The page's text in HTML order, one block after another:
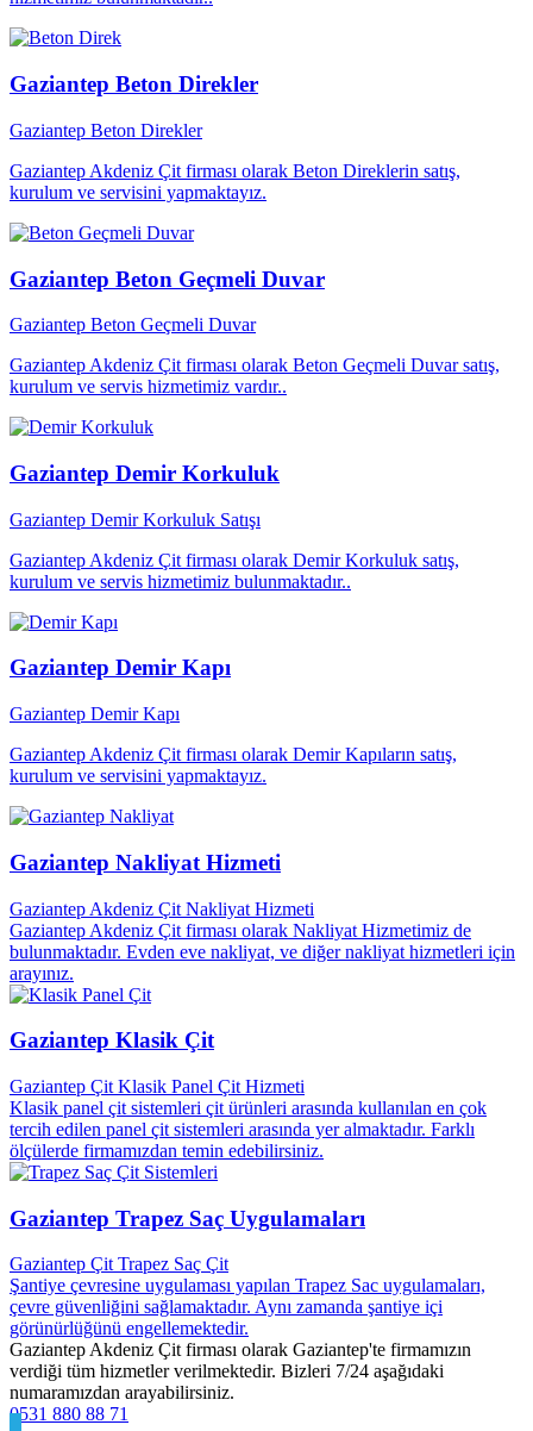
Gaziantep Beton Direkler
Gaziantep Beton Direkler
Gaziantep Akdeniz Çit firması olarak Beton Direklerin satış,
kurulum ve servisini yapmaktayız.
Gaziantep Beton Geçmeli Duvar
Gaziantep Beton Geçmeli Duvar
Gaziantep Akdeniz Çit firması olarak Beton Geçmeli Duvar satış,
kurulum ve servis hizmetimiz vardır..
Gaziantep Demir Korkuluk
Gaziantep Demir Korkuluk Satışı
Gaziantep Akdeniz Çit firması olarak Demir Korkuluk satış,
kurulum ve servis hizmetimiz bulunmaktadır..
Gaziantep Demir Kapı
Gaziantep Demir Kapı
Gaziantep Akdeniz Çit firması olarak Demir Kapıların satış,
kurulum ve servisini yapmaktayız.
Gaziantep Nakliyat Hizmeti
Gaziantep Akdeniz Çit Nakliyat Hizmeti
Gaziantep Akdeniz Çit firması olarak Nakliyat Hizmetimiz de
bulunmaktadır. Evden eve nakliyat, ve diğer nakliyat hizmetleri için
arayınız.
Gaziantep Klasik Çit
Gaziantep Çit Klasik Panel Çit Hizmeti
Klasik panel çit sistemleri çit ürünleri arasında kullanılan en çok
tercih edilen panel çit sistemleri arasında yer almaktadır. Farklı
ölçülerde firmamızdan temin edebilirsiniz.
Gaziantep Trapez Saç Uygulamaları
Gaziantep Çit Trapez Saç Çit
Şantiye çevresine uygulaması yapılan Trapez Sac uygulamaları,
çevre güvenliğini sağlamaktadır. Aynı zamanda şantiye içi
görünürlüğünü engellemektedir.
Gaziantep Akdeniz Çit firması olarak Gaziantep'te firmamızın
verdiği tüm hizmetler verilmektedir. Bizleri 7/24 aşağıdaki
numaramızdan arayabilirsiniz.
0531 880 88 71